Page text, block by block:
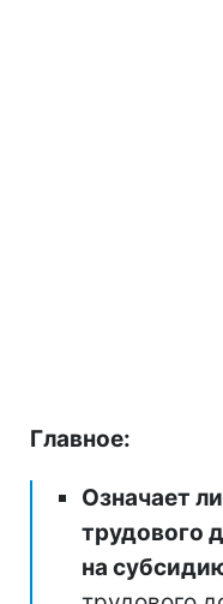
Главное:
Означает
трудового
на